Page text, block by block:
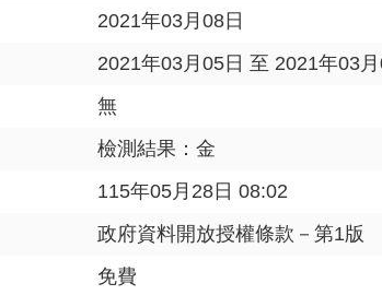
2021年03月08日
2021年03月05日 至 2021年03
無
檢測結果：金
115年05月28日 08:02
政府資料開放授權條款－第1版
免費